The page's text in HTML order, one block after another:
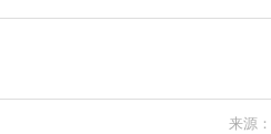
来源：